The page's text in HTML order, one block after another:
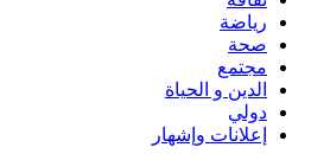
رياضة
صحة
مجتمع
الدين و الحياة
دولي
إعلانات وإشهار